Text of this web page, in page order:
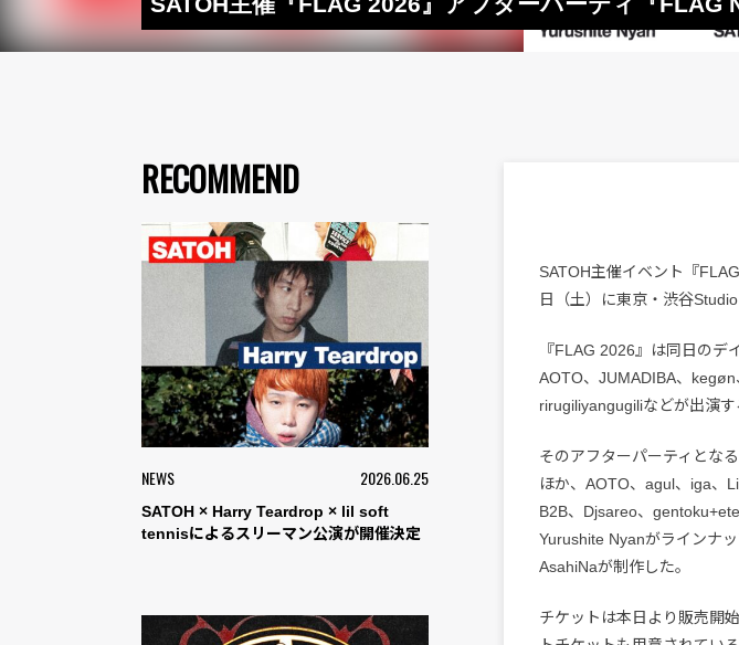
RECOMMEND
NEWS 2026.06.25
SATOH × Harry Teardrop × lil soft
tennisによるスリーマン公演が開催決定
SATOH主催イベント『
日（土）に東京・渋谷
『FLAG 2026』は同日のデ
AOTO、JUMADIBA、
rirugiliyangugiliなどが出演す
そのアフターパーティとな
ほか、AOTO、agul、iga、
B2B、Djsareo、
Yurushite Nyanがラインナ
AsahiNaが制作した。
チケットは本日より販売開